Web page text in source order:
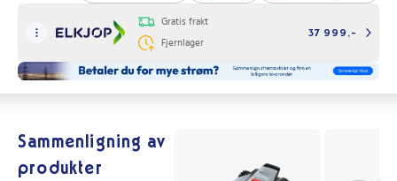
Gratis frakt
Fjernlager
37 999,-
Sammenligning av
produkter